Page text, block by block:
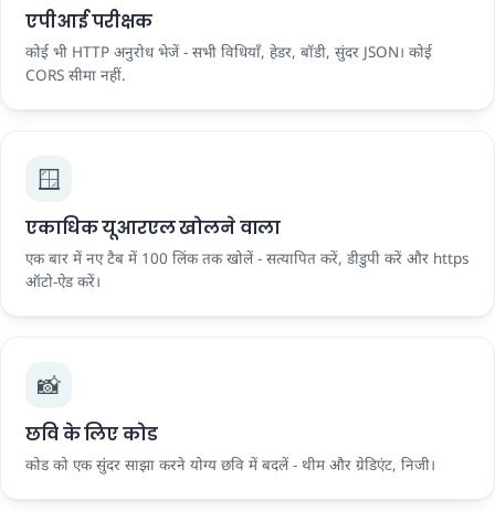
एपीआई परीक्षक
कोई भी HTTP अनुरोध भेजें - सभी विधियाँ, हेडर, बॉडी, सुंदर JSON। कोई
CORS सीमा नहीं.
🪟
एकाधिक यूआरएल खोलने वाला
एक बार में नए टैब में 100 लिंक तक खोलें - सत्यापित करें, डीडुपी करें और https
ऑटो-ऐड करें।
📸
छवि के लिए कोड
कोड को एक सुंदर साझा करने योग्य छवि में बदलें - थीम और ग्रेडिएंट, निजी।